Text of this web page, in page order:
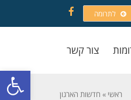
פתח
לתרומה
Facebook
צור קשר
ראשי » חדשות הארגון